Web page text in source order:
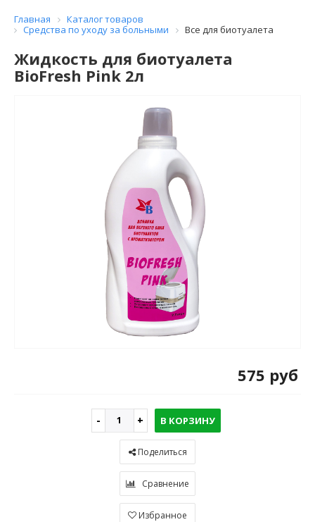
Главная
Каталог товаров
Средства по уходу за больными
Все для биотуалета
Жидкость для биотуалета
BioFresh Pink 2л
575 руб
В КОРЗИНУ
Поделиться
Сравнение
Избранное